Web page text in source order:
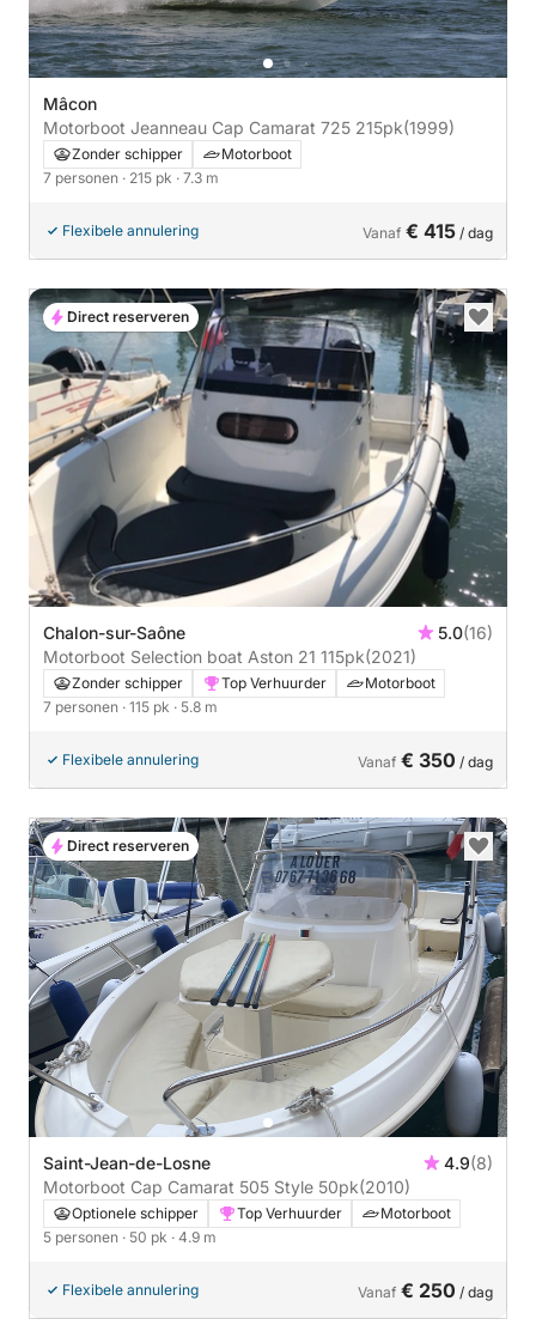
Mâcon
Motorboot Jeanneau Cap Camarat 725 215pk(1999)
Zonder schipper
Motorboot
7 personen · 215 pk · 7.3 m
Flexibele annulering Vanaf € 415 / dag
Chalon-sur-Saône 5.0(16)
Motorboot Selection boat Aston 21 115pk(2021)
Zonder schipper Top Verhuurder
Motorboot
7 personen · 115 pk · 5.8 m
Flexibele annulering Vanaf € 350 / dag
Direct reserveren
Saint-Jean-de-Losne 4.9(8)
Motorboot Cap Camarat 505 Style 50pk(2010)
Optionele schipper Top Verhuurder
Motorboot
5 personen · 50 pk · 4.9 m
Flexibele annulering Vanaf € 250 / dag
Direct reserveren